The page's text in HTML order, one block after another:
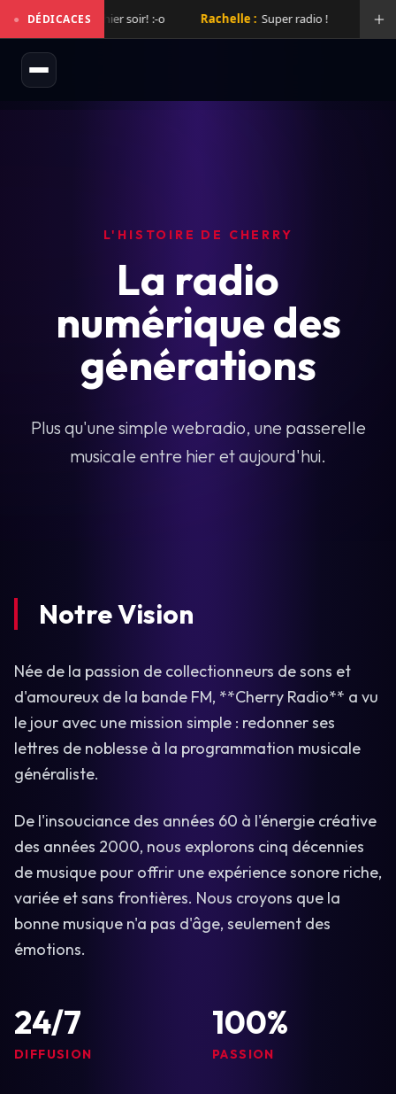
● DÉDICACES
mix de folie hier soir! :-o Rachelle : Super radio ! Laurent :
L'HISTOIRE DE CHERRY
La radio
numérique des
générations
Plus qu'une simple webradio, une passerelle
musicale entre hier et aujourd'hui.
Notre Vision
Née de la passion de collectionneurs de sons et
d'amoureux de la bande FM, **Cherry Radio** a vu
le jour avec une mission simple : redonner ses
lettres de noblesse à la programmation musicale
généraliste.
De l'insouciance des années 60 à l'énergie créative
des années 2000, nous explorons cinq décennies
de musique pour offrir une expérience sonore riche,
variée et sans frontières. Nous croyons que la
bonne musique n'a pas d'âge, seulement des
émotions.
24/7
DIFFUSION
100%
PASSION